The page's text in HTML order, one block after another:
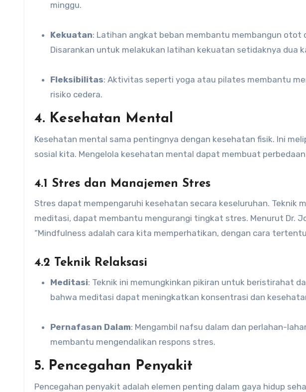
minggu.
Kekuatan: Latihan angkat beban membantu membangun otot
Disarankan untuk melakukan latihan kekuatan setidaknya dua
Fleksibilitas: Aktivitas seperti yoga atau pilates membantu
risiko cedera.
4. Kesehatan Mental
Kesehatan mental sama pentingnya dengan kesehatan fisik. Ini
sosial kita. Mengelola kesehatan mental dapat membuat
4.1 Stres dan Manajemen Stres
Stres dapat mempengaruhi kesehatan secara keseluruhan. Teknik
meditasi, dapat membantu mengurangi tingkat stres. Menurut Dr.
“Mindfulness adalah cara kita memperhatikan, dengan cara
4.2 Teknik Relaksasi
Meditasi: Teknik ini memungkinkan pikiran untuk beristirahat
bahwa meditasi dapat meningkatkan konsentrasi dan
Pernafasan Dalam: Mengambil nafsu dalam dan perlahan-
membantu mengendalikan respons stres.
5. Pencegahan Penyakit
Pencegahan penyakit adalah elemen penting dalam gaya hidup